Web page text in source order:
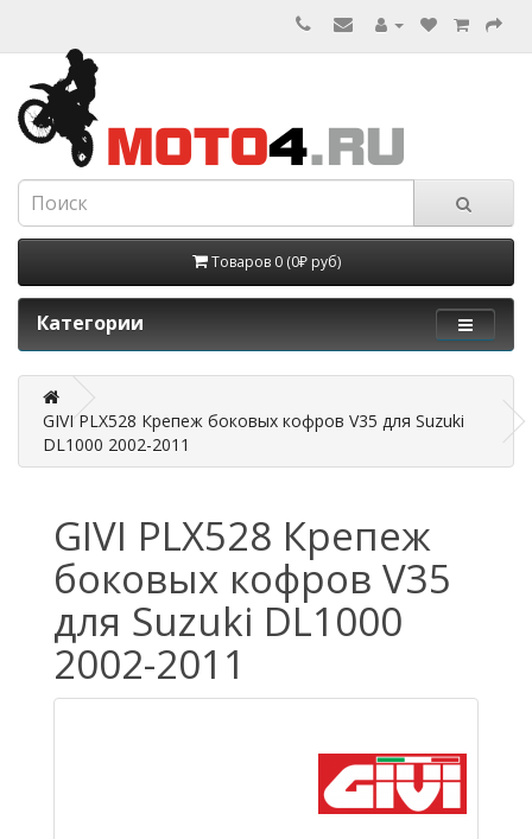
Товаров 0 (0₽ руб)
Категории
GIVI PLX528 Крепеж боковых кофров V35 для Suzuki
DL1000 2002-2011
GIVI PLX528 Крепеж
боковых кофров V35
для Suzuki DL1000
2002-2011